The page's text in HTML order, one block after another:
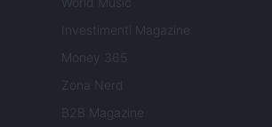
Investimenti Magazine
Money 365
Zona Nerd
B2B Magazine